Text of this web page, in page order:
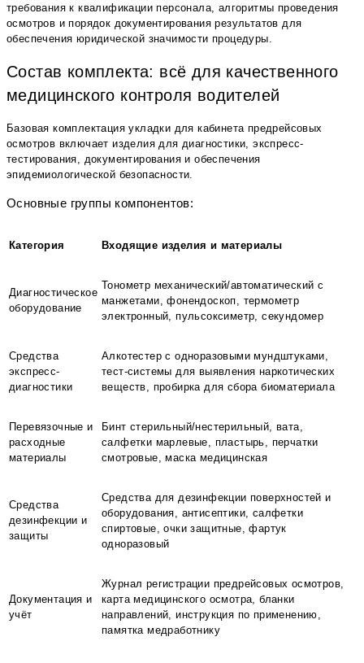
требования к квалификации персонала, алгоритмы проведения
осмотров и порядок документирования результатов для
обеспечения юридической значимости процедуры.
Состав комплекта: всё для качественного
медицинского контроля водителей
Базовая комплектация укладки для кабинета предрейсовых
осмотров включает изделия для диагностики, экспресс-
тестирования, документирования и обеспечения
эпидемиологической безопасности.
Основные группы компонентов:
Категория Входящие изделия и материалы
Диагностическое
оборудование
Тонометр механический/автоматический с
манжетами, фонендоскоп, термометр
электронный, пульсоксиметр, секундомер
Средства
экспресс-
диагностики
Алкотестер с одноразовыми мундштуками,
тест-системы для выявления наркотических
веществ, пробирка для сбора биоматериала
Перевязочные и
расходные
материалы
Бинт стерильный/нестерильный, вата,
салфетки марлевые, пластырь, перчатки
смотровые, маска медицинская
Средства
дезинфекции и
защиты
Средства для дезинфекции поверхностей и
оборудования, антисептики, салфетки
спиртовые, очки защитные, фартук
одноразовый
Документация и
учёт
Журнал регистрации предрейсовых осмотров,
карта медицинского осмотра, бланки
направлений, инструкция по применению,
памятка медработнику